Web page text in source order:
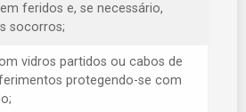
feridos e, se necessário,
socorros;
vidros partidos ou cabos de
protegendo-se com